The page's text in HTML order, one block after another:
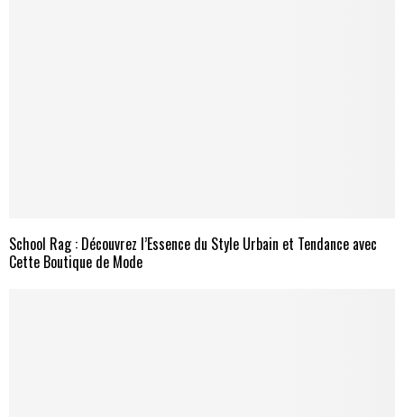
School Rag : Découvrez l’Essence du Style Urbain et Tendance avec
Cette Boutique de Mode